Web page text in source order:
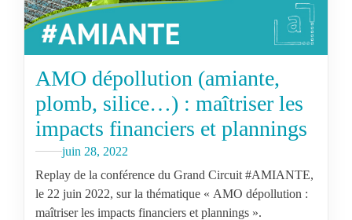
AMO dépollution (amiante,
plomb, silice…) : maîtriser les
impacts financiers et plannings
juin 28, 2022
Replay de la conférence du Grand Circuit #AMIANTE,
le 22 juin 2022, sur la thématique « AMO dépollution :
maîtriser les impacts financiers et plannings ».